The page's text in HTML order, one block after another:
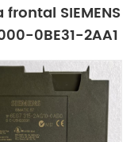
frontal SIEMENS
0BE31-2AA1